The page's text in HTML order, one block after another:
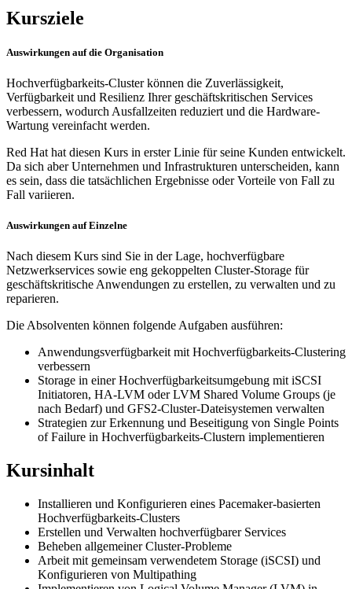
Kursziele
Auswirkungen auf die Organisation
Hochverfügbarkeits-Cluster können die Zuverlässigkeit,
Verfügbarkeit und Resilienz Ihrer geschäftskritischen Services
verbessern, wodurch Ausfallzeiten reduziert und die Hardware-
Wartung vereinfacht werden.
Red Hat hat diesen Kurs in erster Linie für seine Kunden entwickelt.
Da sich aber Unternehmen und Infrastrukturen unterscheiden, kann
es sein, dass die tatsächlichen Ergebnisse oder Vorteile von Fall zu
Fall variieren.
Auswirkungen auf Einzelne
Nach diesem Kurs sind Sie in der Lage, hochverfügbare
Netzwerkservices sowie eng gekoppelten Cluster-Storage für
geschäftskritische Anwendungen zu erstellen, zu verwalten und zu
reparieren.
Die Absolventen können folgende Aufgaben ausführen:
Anwendungsverfügbarkeit mit Hochverfügbarkeits-Clustering
verbessern
Storage in einer Hochverfügbarkeitsumgebung mit iSCSI
Initiatoren, HA-LVM oder LVM Shared Volume Groups (je
nach Bedarf) und GFS2-Cluster-Dateisystemen verwalten
Strategien zur Erkennung und Beseitigung von Single Points
of Failure in Hochverfügbarkeits-Clustern implementieren
Kursinhalt
Installieren und Konfigurieren eines Pacemaker-basierten
Hochverfügbarkeits-Clusters
Erstellen und Verwalten hochverfügbarer Services
Beheben allgemeiner Cluster-Probleme
Arbeit mit gemeinsam verwendetem Storage (iSCSI) und
Konfigurieren von Multipathing